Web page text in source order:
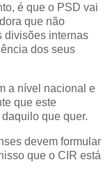
é que o PSD vai
que não
divisões internas
dos seus
a nível nacional e
que este
que quer.
devem formular
que o CIR está